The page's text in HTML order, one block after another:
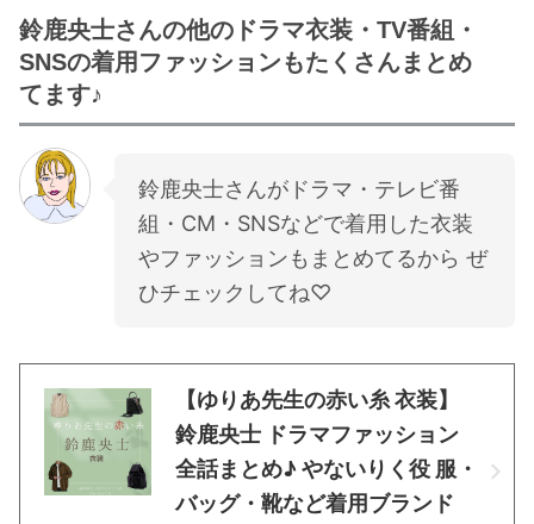
鈴鹿央士さんの他のドラマ衣装・TV番組・
SNSの着用ファッションもたくさんまとめ
てます♪
鈴鹿央士さんがドラマ・テレビ番
組・CM・SNSなどで着用した衣装
やファッションもまとめてるから ぜ
ひチェックしてね♡
【ゆりあ先生の赤い糸 衣装】
鈴鹿央士 ドラマファッション
全話まとめ♪ やないりく役 服・
バッグ・靴など着用ブランド